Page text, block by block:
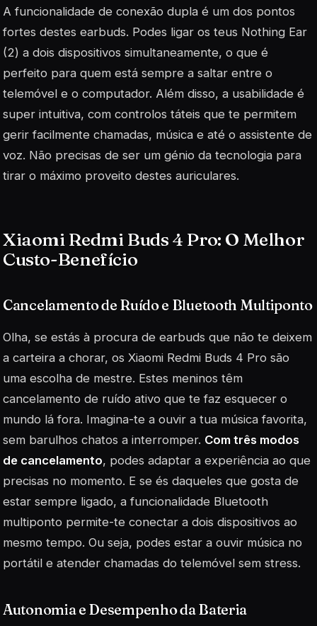
A funcionalidade de conexão dupla é um dos pontos
fortes destes earbuds. Podes ligar os teus Nothing Ear
(2) a dois dispositivos simultaneamente, o que é
perfeito para quem está sempre a saltar entre o
telemóvel e o computador. Além disso, a usabilidade é
super intuitiva, com controlos táteis que te permitem
gerir facilmente chamadas, música e até o assistente de
voz. Não precisas de ser um génio da tecnologia para
tirar o máximo proveito destes auriculares.
Xiaomi Redmi Buds 4 Pro: O Melhor
Custo-Benefício
Cancelamento de Ruído e Bluetooth Multiponto
Olha, se estás à procura de earbuds que não te deixem
a carteira a chorar, os Xiaomi Redmi Buds 4 Pro são
uma escolha de mestre. Estes meninos têm
cancelamento de ruído ativo que te faz esquecer o
mundo lá fora. Imagina-te a ouvir a tua música favorita,
sem barulhos chatos a interromper. Com três modos
de cancelamento, podes adaptar a experiência ao que
precisas no momento. E se és daqueles que gosta de
estar sempre ligado, a funcionalidade Bluetooth
multiponto permite-te conectar a dois dispositivos ao
mesmo tempo. Ou seja, podes estar a ouvir música no
portátil e atender chamadas do telemóvel sem stress.
Autonomia e Desempenho da Bateria